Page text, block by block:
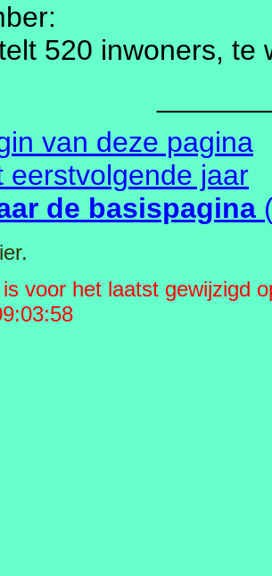
520 inwoners,
van deze pagina
eerstvolgende jaar
de basispagina
voor het laatst gewijzigd